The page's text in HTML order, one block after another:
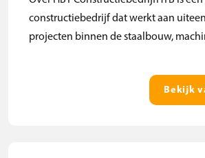
constructiebedrijf dat werkt aan
projecten binnen de staalbouw,
Bekijk